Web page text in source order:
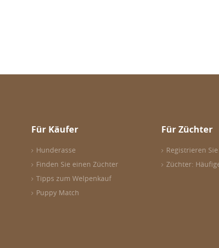
Für Käufer
Hunderasse
Finden Sie einen Züchter
Tipps zum Welpenkauf
Puppy Match
Für Züchter
Registrieren
Züchter: